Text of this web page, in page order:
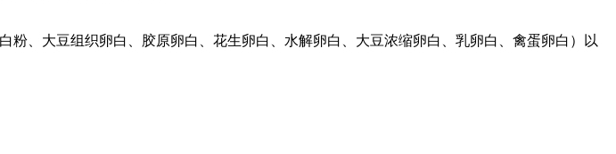
大豆组织卵白、胶原卵白、花生卵白、水解卵白、大豆浓缩卵白、乳卵白、禽蛋卵白）以